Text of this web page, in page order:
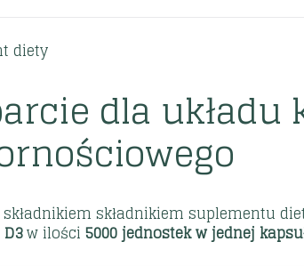
diety
dla układu
składnikiem składnikiem suplementu
w ilości 5000 jednostek w jednej